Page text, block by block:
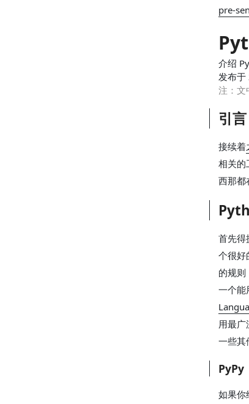
pre-
介绍
发布
注：文
引言
接续着
相关的
西那都
首先得
个很好
的规
一个能
用最
一些其
PyPy
如果你